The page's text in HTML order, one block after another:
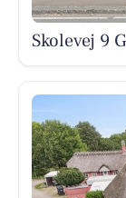
Skolevej 9